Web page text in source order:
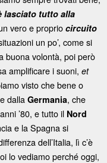
lasciato tutto alla
vero e proprio circuito
un po’, come si
buona volontà, poi però
amplificare i suoni, et
visto che bene o
dalla Germania, che
’80, e tutto il Nord
e la Spagna si
dell’Italia, lì c’è
lo vediamo perché oggi,